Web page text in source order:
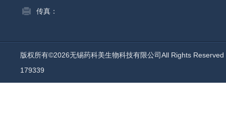
传真：
版权所有©2026无锡药科美生物科技有限公司All Rights
179339